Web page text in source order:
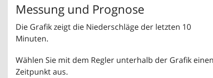
Messung und Prognose
Die Grafik zeigt die Niederschläge der letzten 10
Minuten.
Wählen Sie mit dem Regler unterhalb der Grafik einen
Zeitpunkt aus.